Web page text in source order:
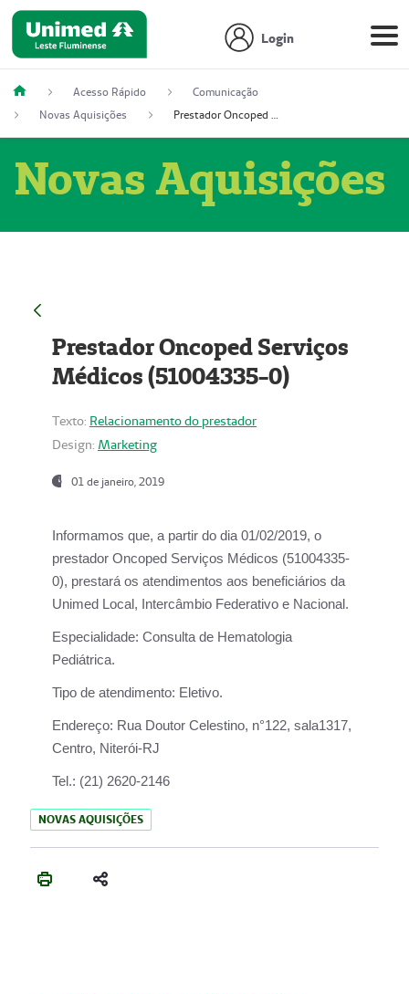
Login
Acesso Rápido
Comunicação
Novas Aquisições
Prestador Oncoped Serviços Médicos (51004335-0)
Novas Aquisições
Prestador Oncoped Serviços
Médicos (51004335-0)
Texto: Relacionamento do prestador
Design: Marketing
01 de janeiro, 2019
Informamos que, a partir do dia 01/02/2019, o
prestador Oncoped Serviços Médicos (51004335-
0), prestará os atendimentos aos beneficiários da
Unimed Local, Intercâmbio Federativo e Nacional.
Especialidade: Consulta de Hematologia
Pediátrica.
Tipo de atendimento: Eletivo.
Endereço: Rua Doutor Celestino, n°122, sala1317,
Centro, Niterói-RJ
Tel.: (21) 2620-2146
NOVAS AQUISIÇÕES